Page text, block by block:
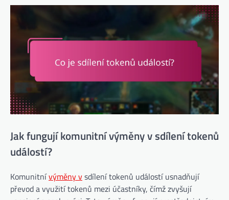
Jak fungují komunitní výměny v sdílení tokenů
událostí?
Komunitnívýměny vsdílení tokenů událostí usnadňují
převod a využití tokenů mezi účastníky, čímž zvyšují